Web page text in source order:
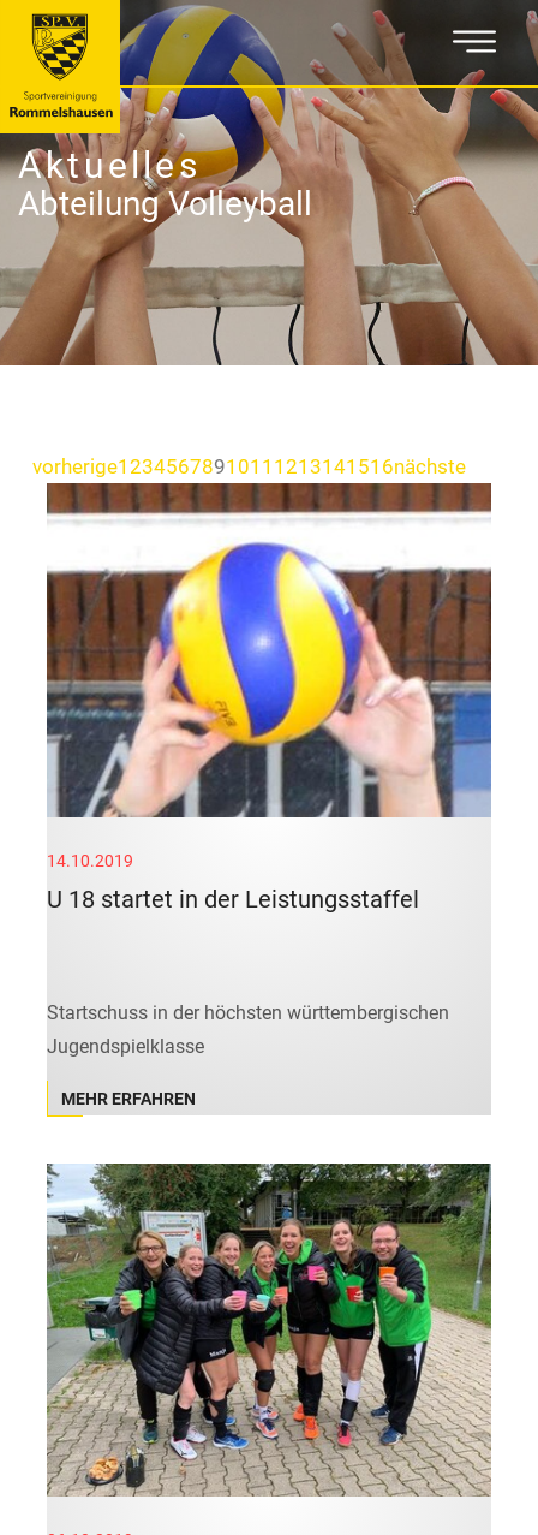
Aktuelles
Abteilung Volleyball
vorherige1 234567891011 1213141516nächste
14.10.2019
U 18 startet in der Leistungsstaffel
Startschuss in der höchsten württembergischen
Jugendspielklasse
MEHR ERFAHREN